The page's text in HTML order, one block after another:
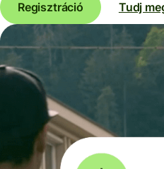
Regisztráció Tudj